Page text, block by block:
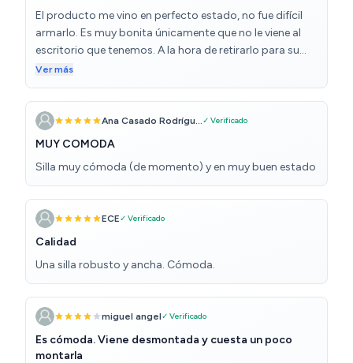
El producto me vino en perfecto estado, no fue difícil
armarlo. Es muy bonita únicamente que no le viene al
escritorio que tenemos. A la hora de retirarlo para su
devolución no tuvimos problemas
Ver más
Ana Casado Rodrígu... ✓ Verificado
MUY COMODA
Silla muy cómoda (de momento) y en muy buen estado
ECE✓ Verificado
Calidad
Una silla robusto y ancha. Cómoda.
miguel angel✓ Verificado
Es cómoda. Viene desmontada y cuesta un poco
montarla